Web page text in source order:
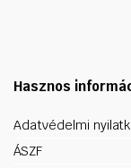
Hasznos
Adatvédelmi
ÁSZF